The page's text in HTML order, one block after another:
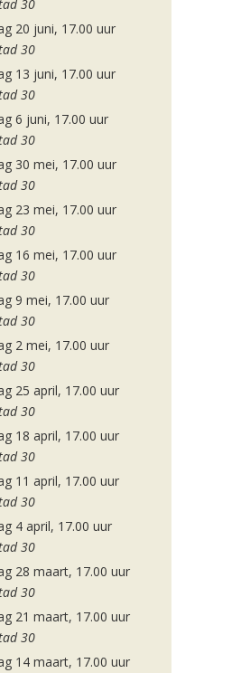
30
20 juni, 17.00 uur
30
13 juni, 17.00 uur
30
6 juni, 17.00 uur
30
30 mei, 17.00 uur
30
23 mei, 17.00 uur
30
16 mei, 17.00 uur
30
9 mei, 17.00 uur
30
2 mei, 17.00 uur
30
25 april, 17.00 uur
30
18 april, 17.00 uur
30
11 april, 17.00 uur
30
4 april, 17.00 uur
30
28 maart, 17.00 uur
30
21 maart, 17.00 uur
30
14 maart, 17.00 uur